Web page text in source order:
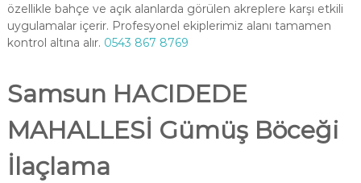
özellikle bahçe ve açık alanlarda görülen akreplere karşı etkili
uygulamalar içerir. Profesyonel ekiplerimiz alanı tamamen
kontrol altına alır. 0543 867 8769
Samsun HACIDEDE
MAHALLESİ Gümüş Böceği
İlaçlama